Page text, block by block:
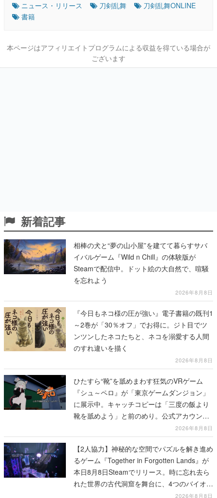
ニュース・リリース
刀剣乱舞
刀剣乱舞ONLINE
書籍
本ページはアフィリエイトプログラムによる収益を得ている場合が
ございます
新着記事
相棒の犬と“夢の山小屋”を建てて暮らすサバ
イバルゲーム『Wild n Chill』の体験版が
Steamで配信中。ドット絵の大自然で、喧騒
を忘れよう
2026年8月8日
『今日もネコ様の圧が強い』電子書籍の既刊1
～2巻が「30％オフ」でお得に。ジト目でツ
ンツンしたネコたちと、ネコを溺愛する人間
のすれ違いを描く
2026年8月8日
ひたすら“靴”を舐めまわす狂気のVRゲーム
『シュ～ペロ』が「東京ゲームダンジョン」
に展示中。キャッチコピーは「三度の飯より
靴を舐めよう」と前のめり。公式アカウント
も開設され、2026年リリースに向けて開発中
2026年8月8日
【2人協力】神秘的な空間でパズルを解き進め
るゲーム『Together in Forgotten Lands』が
本日8月8日Steamでリリース。時に忘れ去ら
れた世界の古代洞窟を舞台に、4つのバイオー
2026年8月8日